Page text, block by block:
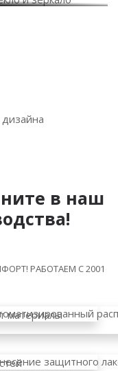
в наш
РАБОТАЕМ С 2001